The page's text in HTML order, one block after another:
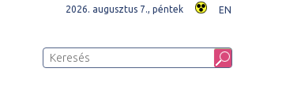
2026. augusztus 7., péntek EN